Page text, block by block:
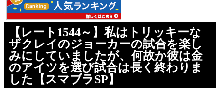
【レート1544～】私はトリッキーな
ザクレイのジョーカーの試合を楽し
みにしていましたが、何故か彼は金
のアイツを選び試合は長く終わりま
した【スマブラSP】